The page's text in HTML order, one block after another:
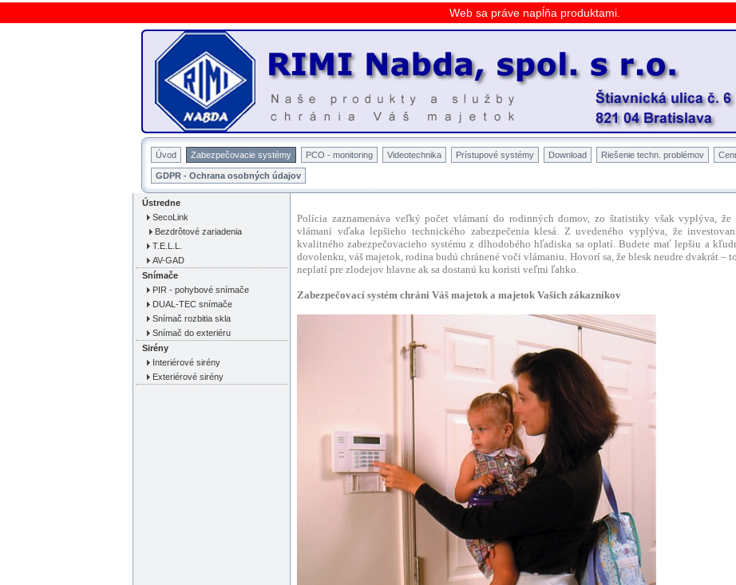
Web sa práve napĺňa produktami.
Úvod Zabezpečovacie systémy PCO - monitoring Videotechnika Prístupové systémy Download Riešenie techn. problémov
GDPR - Ochrana osobných údajov
Ústredne
SecoLink
Bezdrôtové zariadenia
T.E.L.L.
AV-GAD
Snímače
PIR - pohybové snímače
DUAL-TEC snímače
Snímač rozbitia skla
Snímač do exteriéru
Sirény
Interiérové sirény
Exteriérové sirény
Polícia zaznamenáva veľký počet vlámaní do rodinných domov, zo štatistiky však vyplýva, že
vlámaní vďaka lepšieho technického zabezpečenia klesá. Z uvedeného vyplýva, že
kvalitného zabezpečovacieho systému z dlhodobého hľadiska sa oplatí. Budete mať lepšiu a
dovolenku, váš majetok, rodina budú chránené voči vlámaniu. Hovorí sa, že blesk neudre dvakrát –
neplatí pre zlodejov hlavne ak sa dostanú ku koristi veľmi ľahko.
Zabezpečovací systém chráni Váš majetok a majetok Vašich zákazníkov